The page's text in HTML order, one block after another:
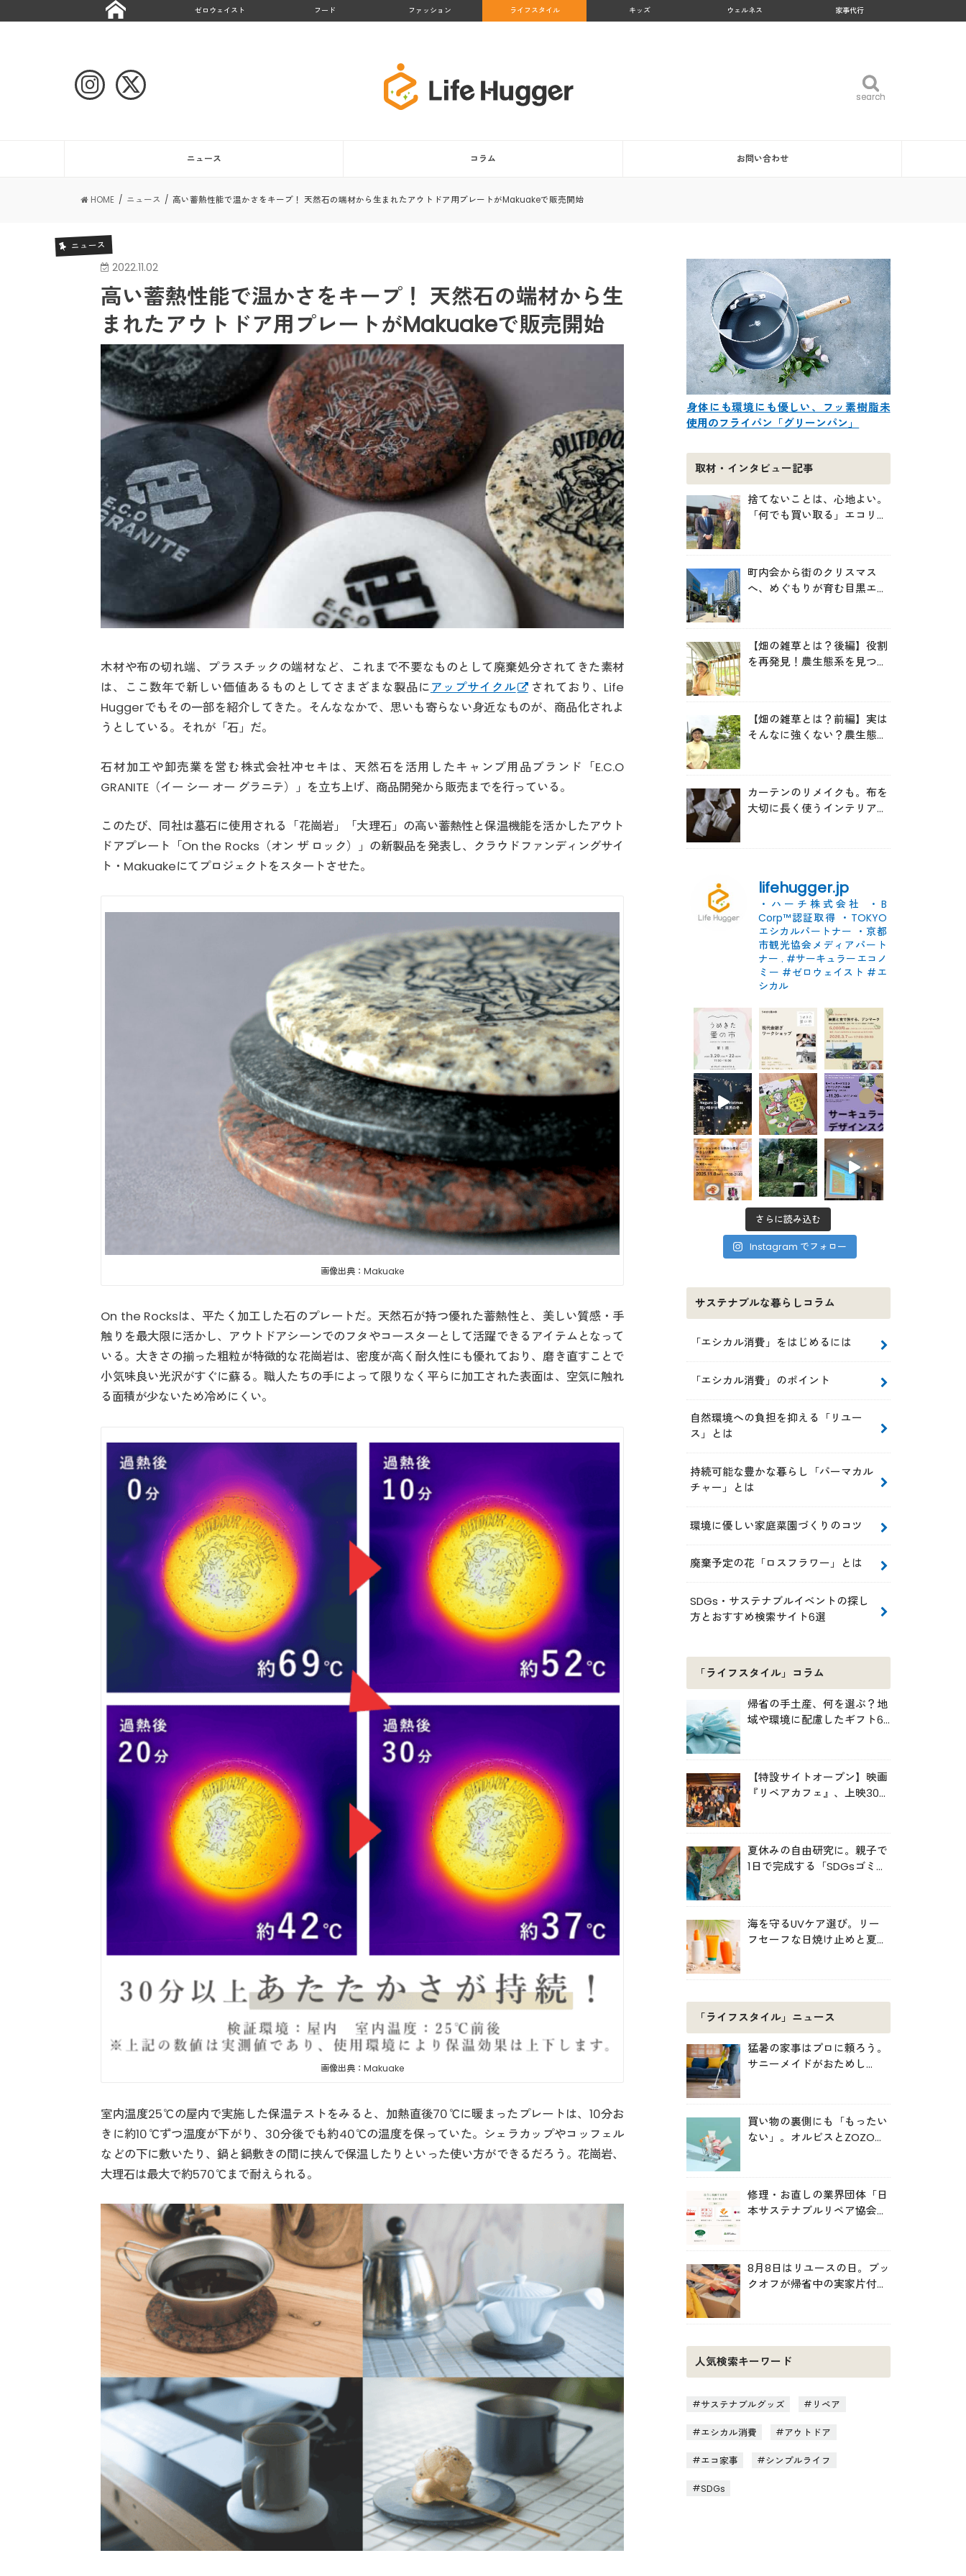
ゼロウェイスト フード ファッション ライフスタイル キッズ ウェルネス 家事代行
search
search
ニュース コラム お問い合わせ
HOME ニュース 高い蓄熱性能で温かさをキープ！ 天然石の端材から生まれたアウトドア用プレートがMakuakeで販売開始
ニュース
2022.11.02
高い蓄熱性能で温かさをキープ！ 天然石の端材から生
まれたアウトドア用プレートがMakuakeで販売開始
木材や布の切れ端、プラスチックの端材など、これまで不要なものとして廃棄処分されてきた素材
は、ここ数年で新しい価値あるものとしてさまざまな製品にアップサイクル
されており、Life
Huggerでもその一部を紹介してきた。そんななかで、思いも寄らない身近なものが、商品化されよ
うとしている。それが「石」だ。
石材加工や卸売業を営む株式会社冲セキは、天然石を活用したキャンプ用品ブランド「E.C.O
GRANITE（イー シー オー グラニテ）」を立ち上げ、商品開発から販売までを行っている。
このたび、同社は墓石に使用される「花崗岩」「大理石」の高い蓄熱性と保温機能を活かしたアウト
ドアプレート「On the Rocks（オン ザ ロック）」の新製品を発表し、クラウドファンディングサイ
ト・Makuakeにてプロジェクトをスタートさせた。
画像出典：Makuake
On the Rocksは、平たく加工した石のプレートだ。天然石が持つ優れた蓄熱性と、美しい質感・手
触りを最大限に活かし、アウトドアシーンでのフタやコースターとして活躍できるアイテムとなって
いる。大きさの揃った粗粒が特徴的な花崗岩は、密度が高く耐久性にも優れており、磨き直すことで
小気味良い光沢がすぐに蘇る。職人たちの手によって限りなく平らに加工された表面は、空気に触れ
る面積が少ないため冷めにくい。
画像出典：Makuake
室内温度25℃の屋内で実施した保温テストをみると、加熱直後70℃に暖まったプレートは、10分お
きに約10℃ずつ温度が下がり、30分後でも約40℃の温度を保っていた。シェラカップやコッフェル
などの下に敷いたり、鍋と鍋敷きの間に挟んで保温したりといった使い方ができるだろう。花崗岩、
大理石は最大で約570℃まで耐えられる。
身体にも環境にも優しい、フッ素樹脂未
使用のフライパン「グリーンパン」
取材・インタビュー記事
捨てないことは、心地よい。
「何でも買い取る」エコリン
町内会から街のクリスマス
へ、めぐもりが育む目黒エリ
【畑の雑草とは？後編】役割
を再発見！農生態系を見つめ
【畑の雑草とは？前編】実は
そんなに強くない？農生態系
カーテンのリメイクも。布を
大切に長く使うインテリアの
lifehugger.jp
・ハーチ株式会社
・B
Corp™認証取得 ・TOKYO
エシカルパートナー ・京都
市観光協会メディアパート
ナー . #サーキュラーエコノ
ミー #ゼロウェイスト #エ
シカル
さらに読み込む
Instagram でフォロー
サステナブルな暮らしコラム
「エシカル消費」をはじめるには
「エシカル消費」のポイント
自然環境への負担を抑える「リユー
ス」とは
持続可能な豊かな暮らし「パーマカル
チャー」とは
環境に優しい家庭菜園づくりのコツ
廃棄予定の花「ロスフラワー」とは
SDGs・サステナブルイベントの探し
方とおすすめ検索サイト6選
「ライフスタイル」コラム
帰省の手土産、何を選ぶ？地
域や環境に配慮したギフト6
【特設サイトオープン】映画
『リペアカフェ』、上映300
夏休みの自由研究に。親子で
1日で完成する「SDGsゴミ・
海を守るUVケア選び。リー
フセーフな日焼け止めと夏の
「ライフスタイル」ニュース
猛暑の家事はプロに頼ろう。
サニーメイドがおためし
買い物の裏側にも「もったい
ない」。オルビスとZOZOが
修理・お直しの業界団体「日
本サステナブルリペア協会
8月8日はリユースの日。ブッ
クオフが帰省中の実家片付け
人気検索キーワード
サステナブルグッズ リペア
エシカル消費 アウトドア
エコ家事 シンプルライフ
SDGs